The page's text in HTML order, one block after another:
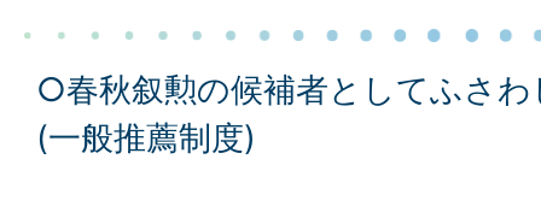
○春秋叙勲の候補者としてふさ
(一般推薦制度)